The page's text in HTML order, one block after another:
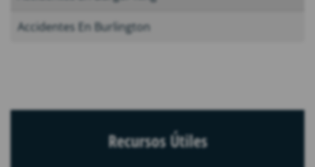
Accidentes En Burlington
Recursos Útiles